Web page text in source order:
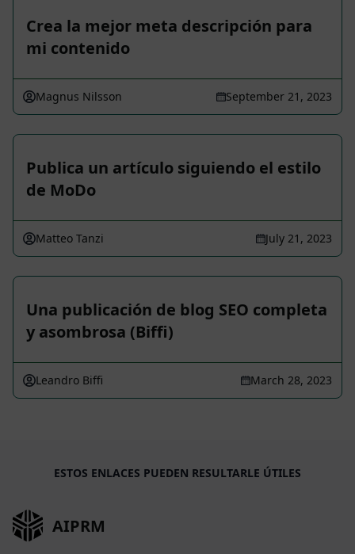
Crea la mejor meta descripción para
mi contenido
Magnus Nilsson September 21, 2023
Publica un artículo siguiendo el estilo
de MoDo
Matteo Tanzi July 21, 2023
Una publicación de blog SEO completa
y asombrosa (Biffi)
Leandro Biffi March 28, 2023
ESTOS ENLACES PUEDEN RESULTARLE ÚTILES
AIPRM